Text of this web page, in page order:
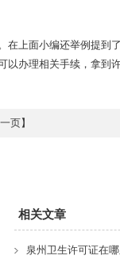
上面小编还举例提到
办理相关手续，拿到许
页】
相关文章
泉州卫生许可证在